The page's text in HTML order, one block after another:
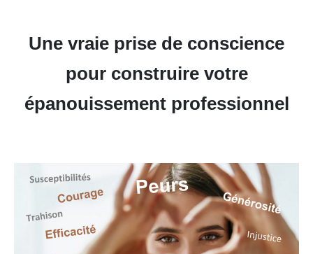
Une vraie prise de conscience
pour construire votre
épanouissement professionnel